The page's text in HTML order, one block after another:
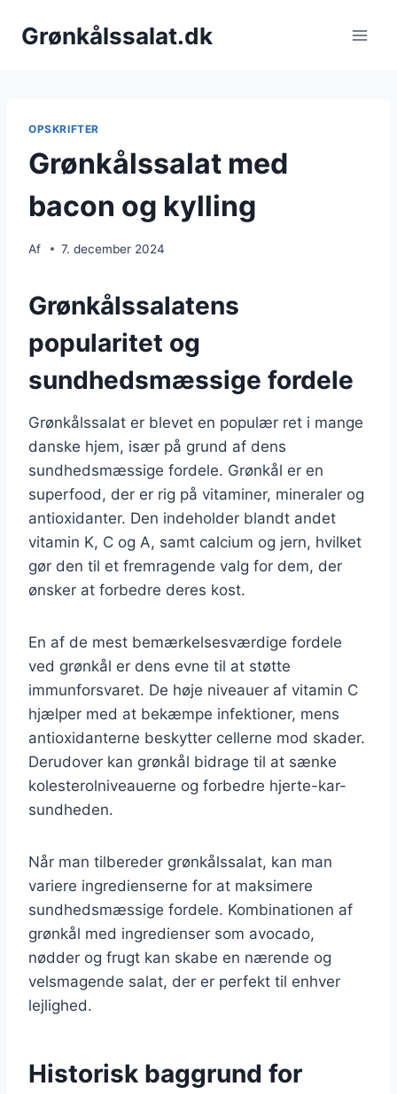
Grønkålssalat.dk
OPSKRIFTER
Grønkålssalat med
bacon og kylling
Af 7. december 2024
Grønkålssalatens
popularitet og
sundhedsmæssige fordele
Grønkålssalat er blevet en populær ret i mange
danske hjem, især på grund af dens
sundhedsmæssige fordele. Grønkål er en
superfood, der er rig på vitaminer, mineraler og
antioxidanter. Den indeholder blandt andet
vitamin K, C og A, samt calcium og jern, hvilket
gør den til et fremragende valg for dem, der
ønsker at forbedre deres kost.
En af de mest bemærkelsesværdige fordele
ved grønkål er dens evne til at støtte
immunforsvaret. De høje niveauer af vitamin C
hjælper med at bekæmpe infektioner, mens
antioxidanterne beskytter cellerne mod skader.
Derudover kan grønkål bidrage til at sænke
kolesterolniveauerne og forbedre hjerte-kar-
sundheden.
Når man tilbereder grønkålssalat, kan man
variere ingredienserne for at maksimere
sundhedsmæssige fordele. Kombinationen af
grønkål med ingredienser som avocado,
nødder og frugt kan skabe en nærende og
velsmagende salat, der er perfekt til enhver
lejlighed.
Historisk baggrund for